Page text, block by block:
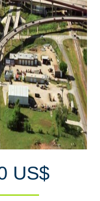
US$